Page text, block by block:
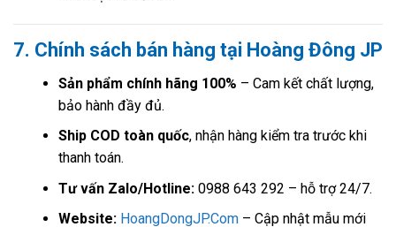
7. Chính sách bán hàng tại Hoàng Đông JP
Sản phẩm chính hãng 100% – Cam kết chất lượng,
bảo hành đầy đủ.
Ship COD toàn quốc, nhận hàng kiểm tra trước khi
thanh toán.
Tư vấn Zalo/Hotline:0988 643 292 – hỗ trợ 24/7.
Website: HoangDongJP.Com– Cập nhật mẫu mới